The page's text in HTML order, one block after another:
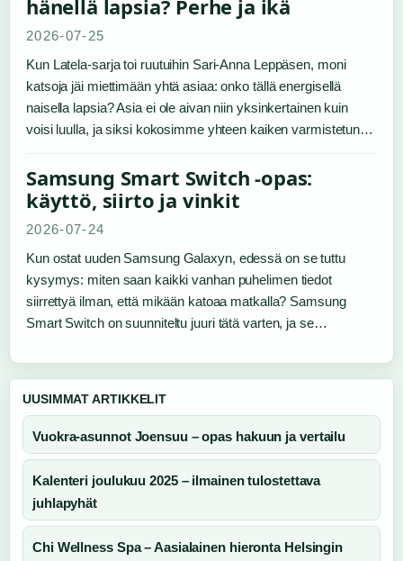
hänellä lapsia? Perhe ja ikä
2026-07-25
Kun Latela-sarja toi ruutuihin Sari-Anna Leppäsen, moni
katsoja jäi miettimään yhtä asiaa: onko tällä energisellä
naisella lapsia? Asia ei ole aivan niin yksinkertainen kuin
voisi luulla, ja siksi kokosimme yhteen kaiken varmistetun…
Samsung Smart Switch -opas:
käyttö, siirto ja vinkit
2026-07-24
Kun ostat uuden Samsung Galaxyn, edessä on se tuttu
kysymys: miten saan kaikki vanhan puhelimen tiedot
siirrettyä ilman, että mikään katoaa matkalla? Samsung
Smart Switch on suunniteltu juuri tätä varten, ja se…
UUSIMMAT ARTIKKELIT
Vuokra-asunnot Joensuu – opas hakuun ja vertailu
Kalenteri joulukuu 2025 – ilmainen tulostettava
juhlapyhät
Chi Wellness Spa – Aasialainen hieronta Helsingin